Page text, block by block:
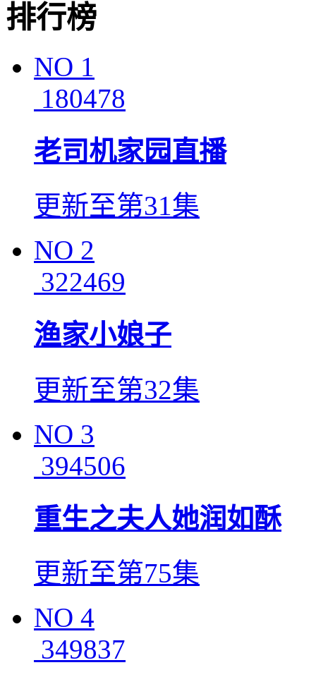
排行榜
NO 1
180478
老司机家园直播
更新至第31集
NO 2
322469
渔家小娘子
更新至第32集
NO 3
394506
重生之夫人她润如酥
更新至第75集
NO 4
349837